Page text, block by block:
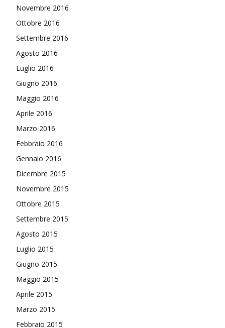
Novembre 2016
Ottobre 2016
Settembre 2016
Agosto 2016
Luglio 2016
Giugno 2016
Maggio 2016
Aprile 2016
Marzo 2016
Febbraio 2016
Gennaio 2016
Dicembre 2015
Novembre 2015
Ottobre 2015
Settembre 2015
Agosto 2015
Luglio 2015
Giugno 2015
Maggio 2015
Aprile 2015
Marzo 2015
Febbraio 2015